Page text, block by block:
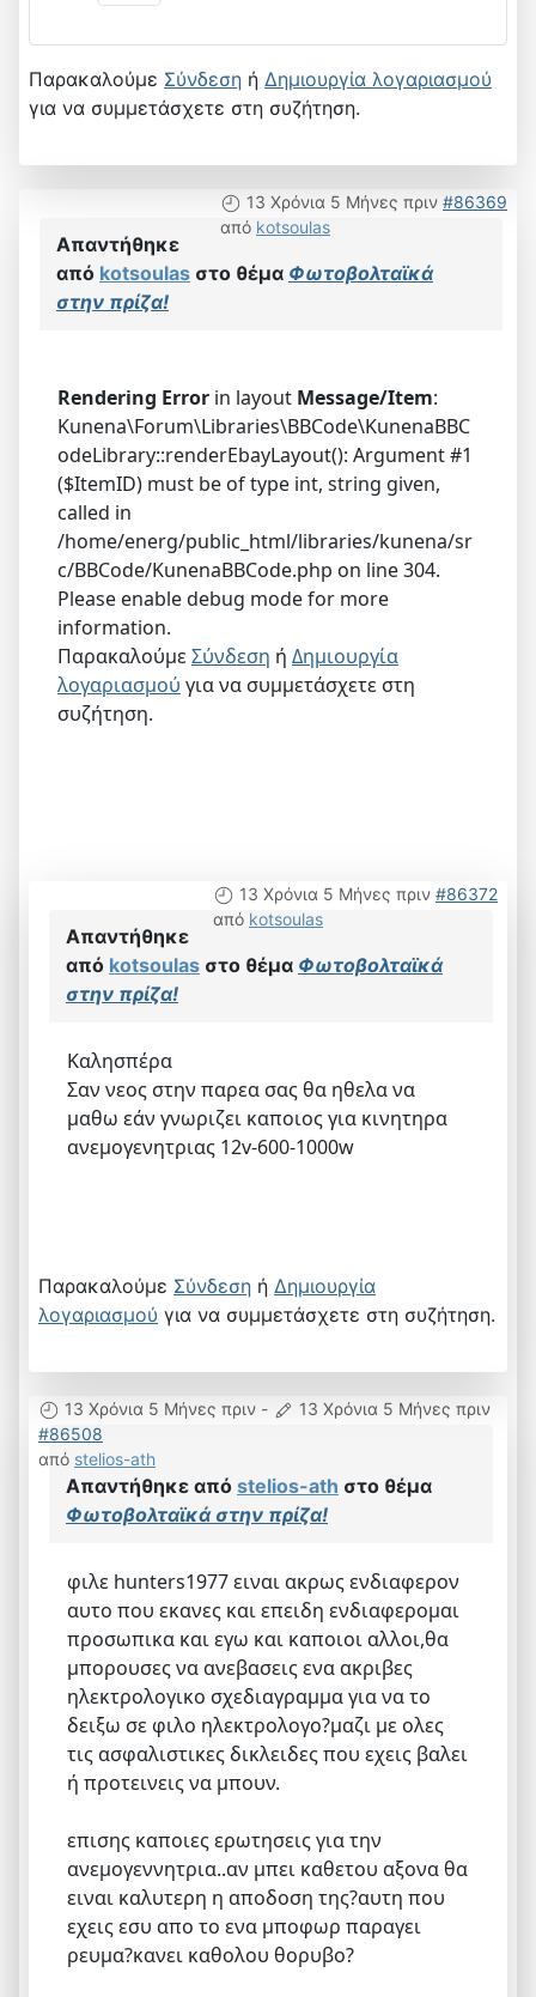
Παρακαλούμε Σύνδεση ή Δημιουργία λογαριασμού
για να συμμετάσχετε στη συζήτηση.
13 Χρόνια 5 Μήνες πριν #86369
από kotsoulas
Απαντήθηκε
από kotsoulas στο θέμα Φωτοβολταϊκά
στην πρίζα!
Rendering Error in layout Message/Item:
Kunena\Forum\Libraries\BBCode\KunenaBBC
odeLibrary::renderEbayLayout(): Argument #1
($ItemID) must be of type int, string given,
called in
/home/energ/public_html/libraries/kunena/sr
c/BBCode/KunenaBBCode.php on line 304.
Please enable debug mode for more
information.
ΠαρακαλούμεΣύνδεση ή Δημιουργία
λογαριασμού για να συμμετάσχετε στη
συζήτηση.
13 Χρόνια 5 Μήνες πριν #86372
από kotsoulas
Απαντήθηκε
από kotsoulas στο θέμα Φωτοβολταϊκά
στην πρίζα!
Καλησπέρα
Σαν νεος στην παρεα σας θα ηθελα να
μαθω εάν γνωριζει καποιος για κινητηρα
ανεμογενητριας 12v-600-1000w
Παρακαλούμε Σύνδεση ή Δημιουργία
λογαριασμού για να συμμετάσχετε στη συζήτηση.
13 Χρόνια 5 Μήνες πριν -
13 Χρόνια 5 Μήνες πριν
#86508
από stelios-ath
Απαντήθηκε από stelios-ath στο θέμα
Φωτοβολταϊκά στην πρίζα!
φιλε hunters1977 ειναι ακρως ενδιαφερον
αυτο που εκανες και επειδη ενδιαφερομαι
προσωπικα και εγω και καποιοι αλλοι,θα
μπορουσες να ανεβασεις ενα ακριβες
ηλεκτρολογικο σχεδιαγραμμα για να το
δειξω σε φιλο ηλεκτρολογο?μαζι με ολες
τις ασφαλιστικες δικλειδες που εχεις βαλει
ή προτεινεις να μπουν.
επισης καποιες ερωτησεις για την
ανεμογεννητρια..αν μπει καθετου αξονα θα
ειναι καλυτερη η αποδοση της?αυτη που
εχεις εσυ απο το ενα μποφωρ παραγει
ρευμα?κανει καθολου θορυβο?